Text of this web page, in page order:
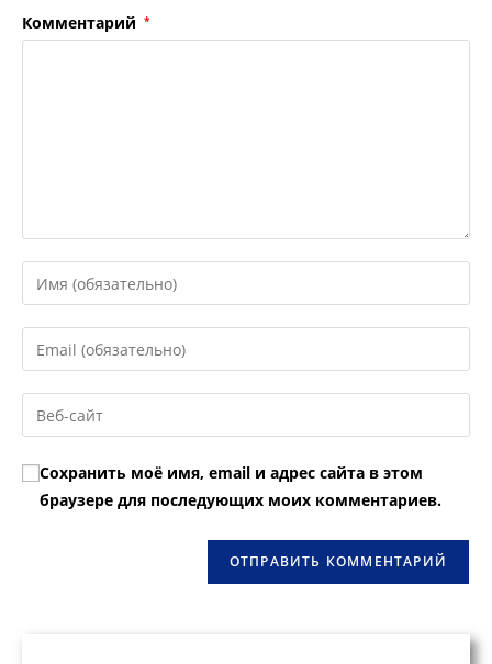
Комментарий *
Введите
свое
имя
или
пользователя,
чтобы
прокомментировать
Введите
свой
email-
адрес,
прокомментировать
Введите
URL
вашего
веб-
сайта
Сохранить моё имя, email и адрес сайта в этом
браузере для последующих моих комментариев.